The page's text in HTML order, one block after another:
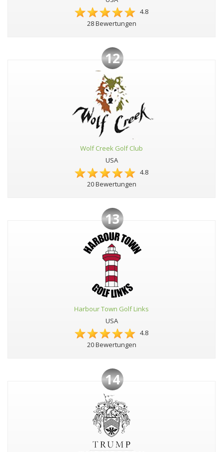
4.8
28 Bewertungen
12
Wolf Creek Golf Club
USA
4.8
20 Bewertungen
13
Harbour Town Golf Links
USA
4.8
20 Bewertungen
14